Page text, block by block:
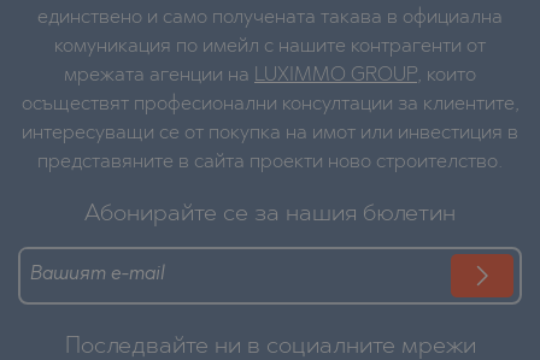
единствено и само получената такава в официална
комуникация по имейл с нашите контрагенти от
мрежата агенции на LUXIMMO GROUP, които
осъществят професионални консултации за клиентите,
интересуващи се от покупка на имот или инвестиция в
представяните в сайта проекти ново строителство.
Абонирайте се за нашия бюлетин
Последвайте ни в социалните мрежи